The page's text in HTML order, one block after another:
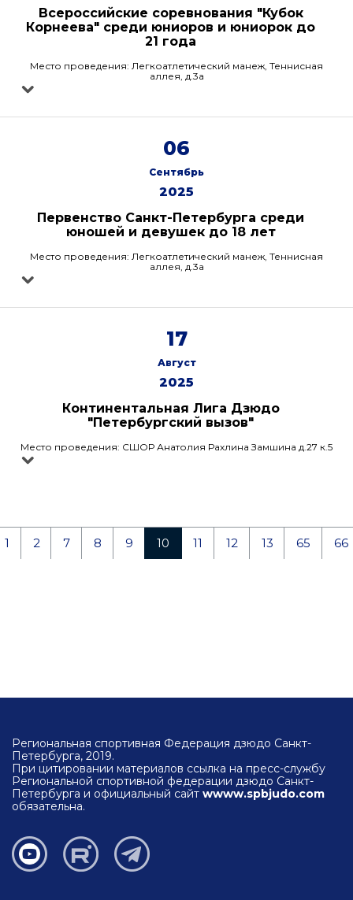
Всероссийские соревнования "Кубок
Корнеева" среди юниоров и юниорок до
21 года
Место проведения: Легкоатлетический манеж, Теннисная
аллея, д.3а
06
Сентябрь
2025
Первенство Санкт-Петербурга среди
юношей и девушек до 18 лет
Место проведения: Легкоатлетический манеж, Теннисная
аллея, д.3а
17
Август
2025
Континентальная Лига Дзюдо
"Петербургский вызов"
Место проведения: СШОР Анатолия Рахлина Замшина д.27 к.5
1 2 7 8 9 10 11 12 13 65 66
Региональная спортивная Федерация дзюдо Санкт-
Петербурга, 2019.
При цитировании материалов ссылка на пресс-службу
Региональной спортивной федерации дзюдо Санкт-
Петербурга и официальный сайт wwww.spbjudo.com
обязательна.